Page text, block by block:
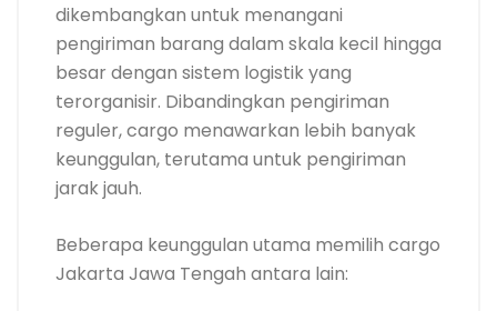
dikembangkan untuk menangani
pengiriman barang dalam skala kecil hingga
besar dengan sistem logistik yang
terorganisir. Dibandingkan pengiriman
reguler, cargo menawarkan lebih banyak
keunggulan, terutama untuk pengiriman
jarak jauh.
Beberapa keunggulan utama memilih cargo
Jakarta Jawa Tengah antara lain: